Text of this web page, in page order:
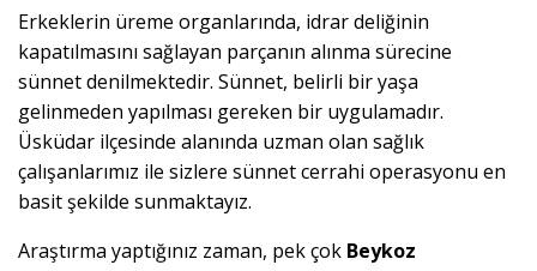
Erkeklerin üreme organlarında, idrar deliğinin
kapatılmasını sağlayan parçanın alınma sürecine
sünnet denilmektedir. Sünnet, belirli bir yaşa
gelinmeden yapılması gereken bir uygulamadır.
Üsküdar ilçesinde alanında uzman olan sağlık
çalışanlarımız ile sizlere sünnet cerrahi operasyonu en
basit şekilde sunmaktayız.
Araştırma yaptığınız zaman, pek çok Beykoz